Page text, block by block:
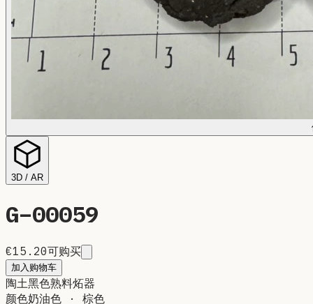
3D / AR
G–00059
€15.20可购买
加入购物车
陶土黑色熟料炻器
颜色奶油色 · 棕色